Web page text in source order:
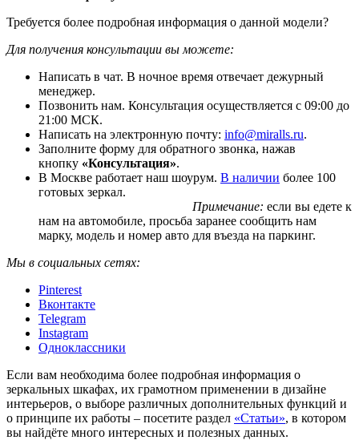
Требуется более подробная информация о данной модели?
Для получения консультации вы можете:
Написать в чат. В ночное время отвечает дежурный
менеджер.
Позвонить нам. Консультация осуществляется с 09:00 до
21:00 МСК.
Написать на электронную почту: info@miralls.ru.
Заполните форму для обратного звонка, нажав
кнопку «Консультация».
В Москве работает наш шоурум. В наличии более 100
готовых зеркал.
Примечание: если вы едете к
нам на автомобиле, просьба заранее сообщить нам
марку, модель и номер авто для въезда на паркинг.
Мы в социальных сетях:
Pinterest
Вконтакте
Telegram
Instagram
Одноклассники
Если вам необходима более подробная информация о
зеркальных шкафах, их грамотном применении в дизайне
интерьеров, о выборе различных дополнительных функций и
о принципе их работы – посетите раздел «Статьи», в котором
вы найдёте много интересных и полезных данных.